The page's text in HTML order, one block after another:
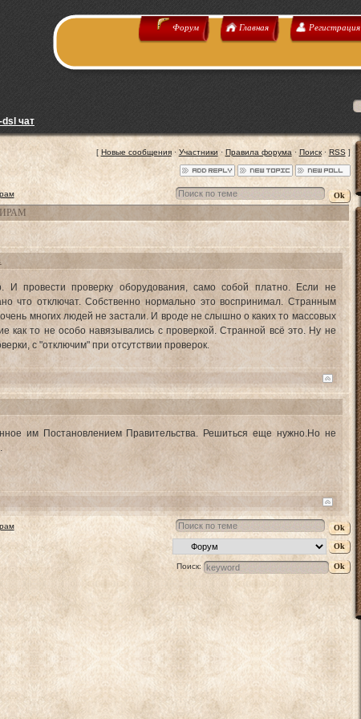
Форум Главная Регистрация
dsl чат
[ Новые сообщения· Участники · Правила форума · Поиск· RSS]
И провести проверку оборудования, само собой платно. Если не
что отключат. Собственно нормально это воспринимал. Странным
многих людей не застали. И вроде не слышно о каких то массовых
как то не особо навязывались с проверкой. Странной всё это. Ну не
с "отключим" при отсутствии проверок.
им Постановлением Правительства. Решиться еще нужно.Но не
Поиск: